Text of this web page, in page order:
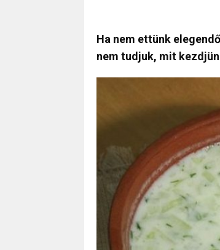
Ha nem ettünk
nem tudjuk, mit